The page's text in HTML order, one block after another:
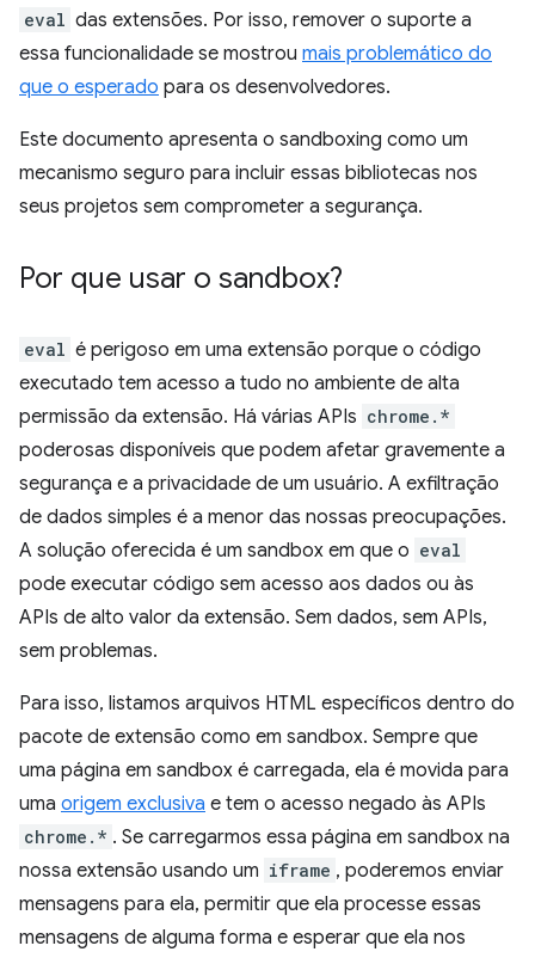
eval das extensões. Por isso, remover o suporte a
essa funcionalidade se mostrou mais problemático do
que o esperado para os desenvolvedores.
Este documento apresenta o sandboxing como um
mecanismo seguro para incluir essas bibliotecas nos
seus projetos sem comprometer a segurança.
Por que usar o sandbox?
eval é perigoso em uma extensão porque o código
executado tem acesso a tudo no ambiente de alta
permissão da extensão. Há várias APIs chrome.*
poderosas disponíveis que podem afetar gravemente a
segurança e a privacidade de um usuário. A exfiltração
de dados simples é a menor das nossas preocupações.
A solução oferecida é um sandbox em que o eval
pode executar código sem acesso aos dados ou às
APIs de alto valor da extensão. Sem dados, sem APIs,
sem problemas.
Para isso, listamos arquivos HTML específicos dentro do
pacote de extensão como em sandbox. Sempre que
uma página em sandbox é carregada, ela é movida para
uma origem exclusiva e tem o acesso negado às APIs
chrome.* . Se carregarmos essa página em sandbox na
nossa extensão usando um iframe , poderemos enviar
mensagens para ela, permitir que ela processe essas
mensagens de alguma forma e esperar que ela nos